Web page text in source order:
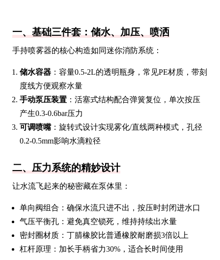
一、基础三件套：储水、加压、喷洒
手持喷雾器的核心构造如同迷你消防系统：
储水容器 ：容量0.5-2L的透明瓶身，常见PE材质，带刻
度线方便观察水量
手动泵压装置 ：活塞式结构配合弹簧复位，单次按压
产生0.3-0.6bar压力
可调喷嘴：旋转式设计实现雾化/直线两种模式，孔径
0.2-0.5mm影响水滴粒径
二、压力系统的精妙设计
让水流飞起来的秘密藏在泵体里：
单向阀组合：确保水流只进不出，按压时封闭进水口
气压平衡孔：避免真空锁死，维持持续出水量
密封圈材质：丁腈橡胶比普通橡胶耐磨损3倍以上
杠杆原理：加长手柄省力30%，适合长时间使用